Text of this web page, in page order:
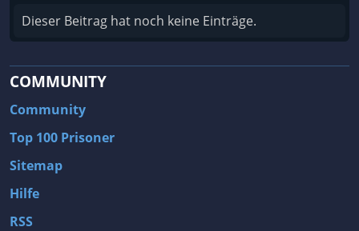
Dieser Beitrag hat noch keine Einträge.
COMMUNITY
Community
Top 100 Prisoner
Sitemap
Hilfe
RSS